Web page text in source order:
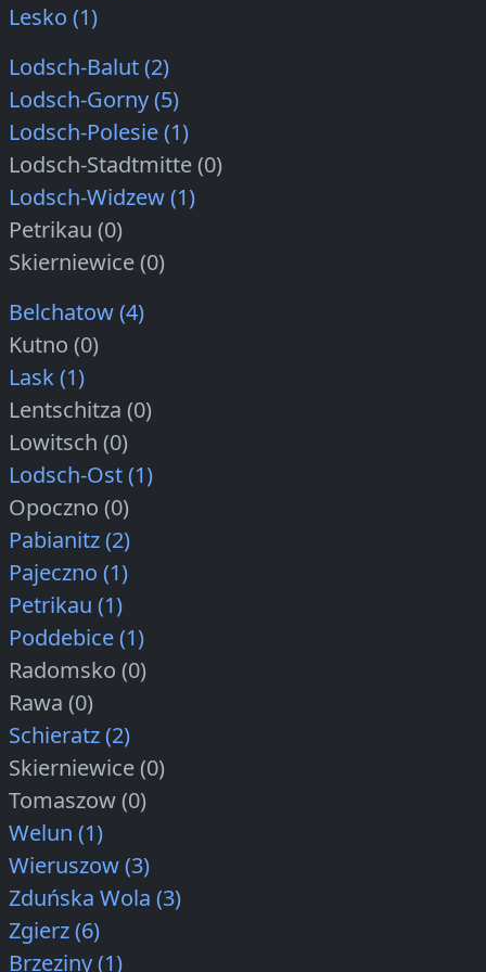
Lesko (1)
Lodsch-Balut (2)
Lodsch-Gorny (5)
Lodsch-Polesie (1)
Lodsch-Stadtmitte (0)
Lodsch-Widzew (1)
Petrikau (0)
Skierniewice (0)
Belchatow (4)
Kutno (0)
Lask (1)
Lentschitza (0)
Lowitsch (0)
Lodsch-Ost (1)
Opoczno (0)
Pabianitz (2)
Pajeczno (1)
Petrikau (1)
Poddebice (1)
Radomsko (0)
Rawa (0)
Schieratz (2)
Skierniewice (0)
Tomaszow (0)
Welun (1)
Wieruszow (3)
Zduńska Wola (3)
Zgierz (6)
Brzeziny (1)